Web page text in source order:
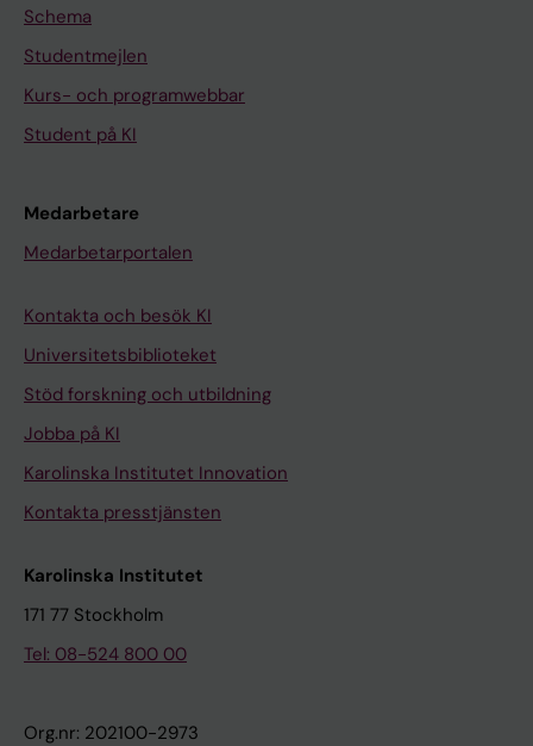
Schema
Studentmejlen
Kurs- och programwebbar
Student på KI
Medarbetare
Medarbetarportalen
Kontakta och besök KI
Universitetsbiblioteket
Stöd forskning och utbildning
Jobba på KI
Karolinska Institutet Innovation
Kontakta presstjänsten
Karolinska Institutet
171 77 Stockholm
Tel: 08-524 800 00
Org.nr: 202100-2973